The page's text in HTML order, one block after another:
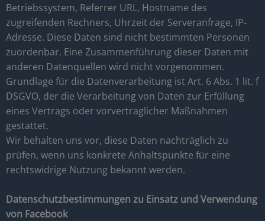
Betriebssystem, Referrer URL, Hostname des
zugreifenden Rechners, Uhrzeit der Serveranfrage, IP-
Adresse. Diese Daten sind nicht bestimmten Personen
zuordenbar. Eine Zusammenführung dieser Daten mit
anderen Datenquellen wird nicht vorgenommen.
Grundlage für die Datenverarbeitung ist Art. 6 Abs. 1 lit. f
DSGVO, der die Verarbeitung von Daten zur Erfüllung
eines Vertrags oder vorvertraglicher Maßnahmen
gestattet.
Wir behalten uns vor, diese Daten nachträglich zu
prüfen, wenn uns konkrete Anhaltspunkte für eine
rechtswidrige Nutzung bekannt werden.
Datenschutzbestimmungen zu Einsatz und Verwendung
von Facebook